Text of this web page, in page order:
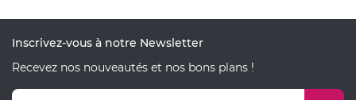
Inscrivez-vous à notre Newsletter
Recevez nos nouveautés et nos bons plans !